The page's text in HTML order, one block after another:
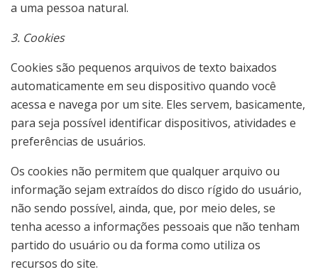
a uma pessoa natural.
3. Cookies
Cookies são pequenos arquivos de texto baixados
automaticamente em seu dispositivo quando você
acessa e navega por um site. Eles servem, basicamente,
para seja possível identificar dispositivos, atividades e
preferências de usuários.
Os cookies não permitem que qualquer arquivo ou
informação sejam extraídos do disco rígido do usuário,
não sendo possível, ainda, que, por meio deles, se
tenha acesso a informações pessoais que não tenham
partido do usuário ou da forma como utiliza os
recursos do site.